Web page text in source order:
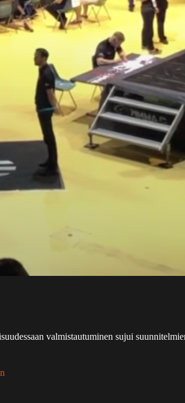
valmistautuminen sujui